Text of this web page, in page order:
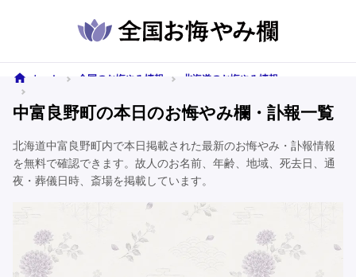
ホーム 全国のお悔やみ情報
北海道のお悔やみ情報
中富良野町の本日のお悔やみ欄・訃報一覧
北海道中富良野町内で本日掲載された最新のお悔やみ・訃報情報
を無料で確認できます。故人のお名前、年齢、地域、死去日、通
夜・葬儀日時、斎場を掲載しています。